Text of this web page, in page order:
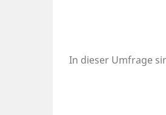
In dieser Umfrage